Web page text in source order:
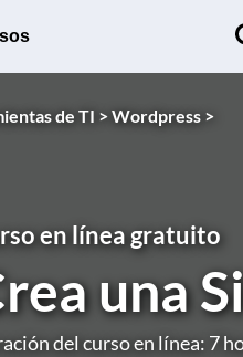
de TI > Wordpress >
en línea gratuito
una
del curso en línea: 7